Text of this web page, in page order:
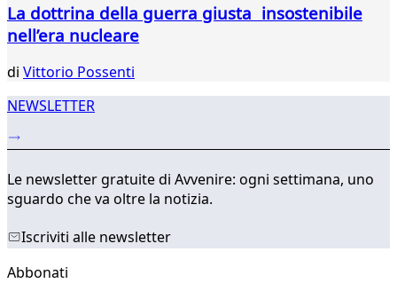
La dottrina della guerra giusta insostenibile
nell’era nucleare
di Vittorio Possenti
NEWSLETTER
Le newsletter gratuite di Avvenire: ogni settimana, uno
sguardo che va oltre la notizia.
Iscriviti alle newsletter
Abbonati